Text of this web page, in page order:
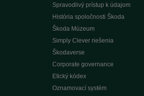
Spravodlivý prístup k údajom
História spoločnosti Škoda
Škoda Múzeum
Simply Clever riešenia
Škodaverse
Corporate governance
Etický kódex
Oznamovací systém